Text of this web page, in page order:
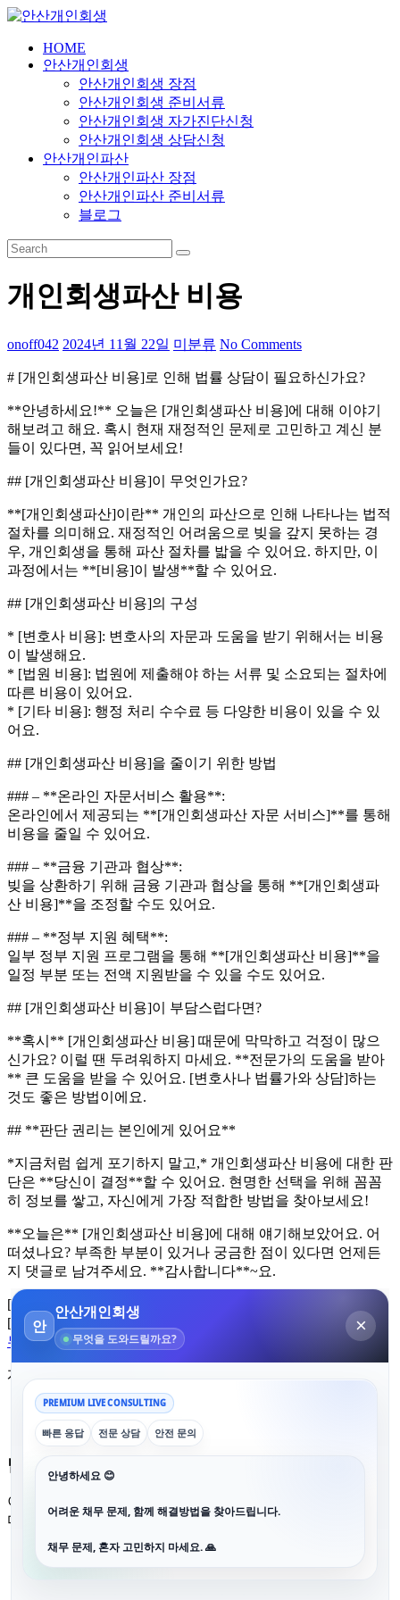
Skip
content
간
365
HOME
안산개인회생
안산개인회생 장점
안산개인회생 준비서류
안산개인회생 자가진단신청
안산개인회생 상담신청
안산개인파산
안산개인파산 장점
안산개인파산 준비서류
블로그
개인회생파산 비용
onoff042 2024년 11월 22일 미분류 No Comments
# [개인회생파산 비용]로 인해 법률 상담이 필요하신가요?
**안녕하세요!** 오늘은 [개인회생파산 비용]에 대해 이야기
해보려고 해요. 혹시 현재 재정적인 문제로 고민하고 계신 분
들이 있다면, 꼭 읽어보세요!
## [개인회생파산 비용]이 무엇인가요?
**[개인회생파산]이란** 개인의 파산으로 인해 나타나는 법적
절차를 의미해요. 재정적인 어려움으로 빚을 갚지 못하는 경
우, 개인회생을 통해 파산 절차를 밟을 수 있어요. 하지만, 이
과정에서는 **[비용]이 발생**할 수 있어요.
## [개인회생파산 비용]의 구성
* [변호사 비용]: 변호사의 자문과 도움을 받기 위해서는 비용
이 발생해요.
* [법원 비용]: 법원에 제출해야 하는 서류 및 소요되는 절차에
따른 비용이 있어요.
* [기타 비용]: 행정 처리 수수료 등 다양한 비용이 있을 수 있
어요.
## [개인회생파산 비용]을 줄이기 위한 방법
### – **온라인 자문서비스 활용**:
온라인에서 제공되는 **[개인회생파산 자문 서비스]**를 통해
비용을 줄일 수 있어요.
### – **금융 기관과 협상**:
빚을 상환하기 위해 금융 기관과 협상을 통해 **[개인회생파
산 비용]**을 조정할 수도 있어요.
### – **정부 지원 혜택**:
일부 정부 지원 프로그램을 통해 **[개인회생파산 비용]**을
일정 부분 또는 전액 지원받을 수 있을 수도 있어요.
## [개인회생파산 비용]이 부담스럽다면?
**혹시** [개인회생파산 비용] 때문에 막막하고 걱정이 많으
신가요? 이럴 땐 두려워하지 마세요. **전문가의 도움을 받아
** 큰 도움을 받을 수 있어요. [변호사나 법률가와 상담]하는
것도 좋은 방법이에요.
## **판단 권리는 본인에게 있어요**
*지금처럼 쉽게 포기하지 말고,* 개인회생파산 비용에 대한 판
단은 **당신이 결정**할 수 있어요. 현명한 선택을 위해 꼼꼼
히 정보를 쌓고, 자신에게 가장 적합한 방법을 찾아보세요!
**오늘은** [개인회생파산 비용]에 대해 얘기해보았어요. 어
떠셨나요? 부족한 부분이 있거나 궁금한 점이 있다면 언제든
지 댓글로 남겨주세요. **감사합니다**~요.
[변호사나 법률가와 상담]: https://www.k-laws.com/
[개인회생파산 자문 서비스]: https://www.moj.go.kr/mojKR.jsp
무등산 고운라피네
개인회생파산 비용
←개인회생파산 비용
개인회생파산 비용→
답글 남기기
이메일 주소는 공개되지 않습니다.
다